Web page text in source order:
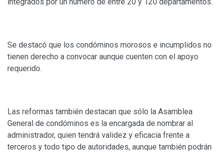
Se destacó que los condóminos morosos e incumplidos no
tienen derecho a convocar aunque cuenten con el apoyo
requerido.
Las reformas también destacan que sólo la Asamblea
General de condóminos es la encargada de nombrar al
administrador, quien tendrá validez y eficacia frente a
terceros y todo tipo de autoridades, aunque también podrán